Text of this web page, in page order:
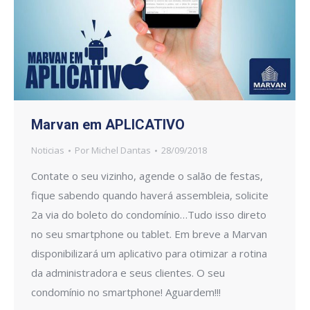
Marvan em APLICATIVO
Noticias Por Michel Dantas 28/09/2018
Contate o seu vizinho, agende o salão de festas,
fique sabendo quando haverá assembleia, solicite
2a via do boleto do condomínio…Tudo isso direto
no seu smartphone ou tablet. Em breve a Marvan
disponibilizará um aplicativo para otimizar a rotina
da administradora e seus clientes. O seu
condomínio no smartphone! Aguardem!!!